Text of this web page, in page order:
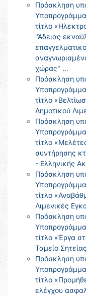
Πρόσκληση
τίτλο
"Άδειας
χώρας" ...
Πρόσκληση
τίτλο
Δημοτικού
Πρόσκληση
τίτλο
συντήρησης
- Ελληνικής
Πρόσκληση
τίτλο
Λιμενικές
Πρόσκληση
τίτλο «Έργα
Ταμείο
Πρόσκληση
τίτλο
ελέγχου